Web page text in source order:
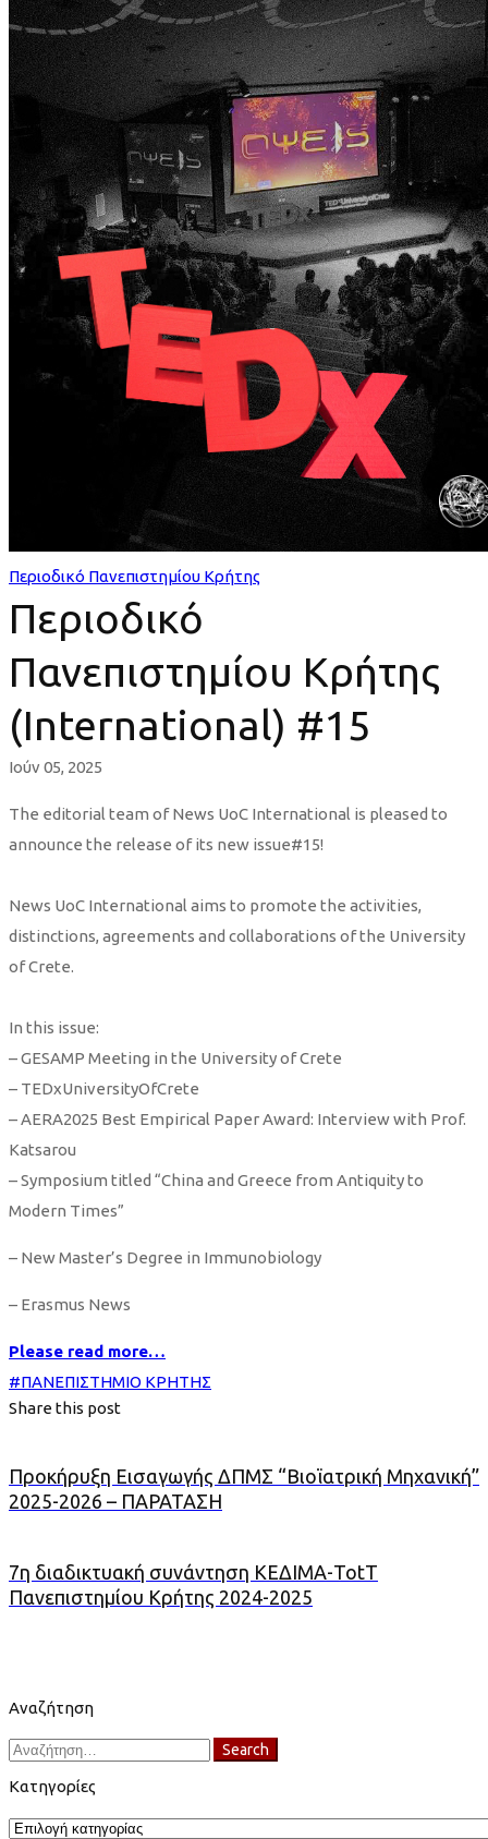
Περιοδικό Πανεπιστημίου Κρήτης
Περιοδικό
Πανεπιστημίου Κρήτης
(International) #15
Ιούν 05, 2025
The editorial team of News UoC International is pleased to
announce the release of its new issue#15!
News UoC International aims to promote the activities,
distinctions, agreements and collaborations of the University
of Crete.
In this issue:
– GESAMP Meeting in the University of Crete
– TEDxUniversityOfCrete
– AERA2025 Best Empirical Paper Award: Interview with Prof.
Katsarou
– Symposium titled “China and Greece from Antiquity to
Modern Times”
– New Master’s Degree in Immunobiology
– Erasmus News
Please read more…
#ΠΑΝΕΠΙΣΤΗΜΙΟ ΚΡΗΤΗΣ
Share this post
Προκήρυξη Εισαγωγής ΔΠΜΣ “Βιοϊατρική Μηχανική”
2025-2026 – ΠΑΡΑΤΑΣΗ
7η διαδικτυακή συνάντηση ΚΕΔΙΜΑ-TotT
Πανεπιστημίου Κρήτης 2024-2025
Αναζήτηση
Search
for:
Search
Κατηγορίες
Κατηγορίες